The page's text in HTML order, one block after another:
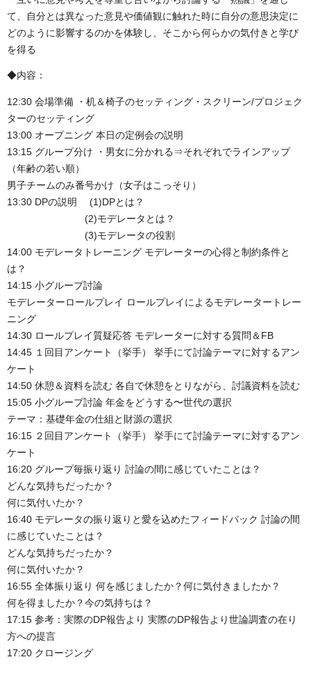
て、自分とは異なった意見や価値観に触れた時に自分の意思決定に
どのように影響するのかを体験し、そこから何らかの気付きと学び
を得る
◆内容：
12:30 会場準備 ・机＆椅子のセッティング・スクリーン/プロジェク
ターのセッティング
13:00 オープニング 本日の定例会の説明
13:15 グループ分け ・男女に分かれる⇒それぞれでラインアップ
（年齢の若い順）
男子チームのみ番号かけ（女子はこっそり）
13:30 DPの説明 (1)DPとは？
(2)モデレータとは？
(3)モデレータの役割
14:00 モデレータトレーニング モデレーターの心得と制約条件と
は？
14:15 小グループ討論
モデレーターロールプレイ ロールプレイによるモデレータートレー
ニング
14:30 ロールプレイ質疑応答 モデレーターに対する質問＆FB
14:45 １回目アンケート（挙手） 挙手にて討論テーマに対するアン
ケート
14:50 休憩＆資料を読む 各自で休憩をとりながら、討議資料を読む
15:05 小グループ討論 年金をどうする〜世代の選択
テーマ：基礎年金の仕組と財源の選択
16:15 ２回目アンケート（挙手） 挙手にて討論テーマに対するアン
ケート
16:20 グループ毎振り返り 討論の間に感じていたことは？
どんな気持ちだったか？
何に気付いたか？
16:40 モデレータの振り返りと愛を込めたフィードバック 討論の間
に感じていたことは？
どんな気持ちだったか？
何に気付いたか？
16:55 全体振り返り 何を感じましたか？何に気付きましたか？
何を得ましたか？今の気持ちは？
17:15 参考：実際のDP報告より 実際のDP報告より世論調査の在り
方への提言
17:20 クロージング